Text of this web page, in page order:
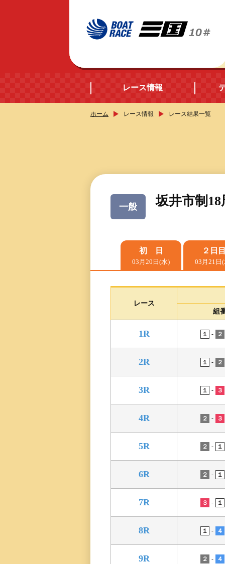
レース情報
レース展望
レース一覧
レース結果一覧
モーター抽選結果・
前検タイムランキン
得点率ランキング
進入コース別選手成
今節の進入コース別
決まり手
三国専属記者の
直前予想
ホーム レース情報 レース結果一覧
一般 坂井市制
初 日
03月20日(水)
２日
03月21日
レース
組
1R １ - ２
2R １ - ２
3R １ - ３
4R ２ - ３
5R ２ - １
6R ２ - １
7R ３ - １
8R １ - ４
9R ２ - ４